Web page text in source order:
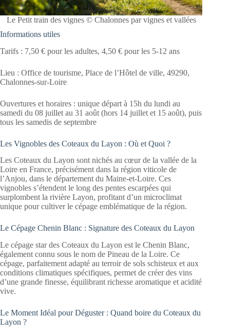
Le Petit train des vignes © Chalonnes par vignes et vallées
Informations utiles
Tarifs : 7,50 € pour les adultes, 4,50 € pour les 5-12 ans
Lieu : Office de tourisme, Place de l’Hôtel de ville, 49290,
Chalonnes-sur-Loire
Ouvertures et horaires : unique départ à 15h du lundi au
samedi du 08 juillet au 31 août (hors 14 juillet et 15 août), puis
tous les samedis de septembre
Les Vignobles des Coteaux du Layon : Où et Quoi ?
Les Coteaux du Layon sont nichés au cœur de la vallée de la
Loire en France, précisément dans la région viticole de
l’Anjou, dans le département du Maine-et-Loire. Ces
vignobles s’étendent le long des pentes escarpées qui
surplombent la rivière Layon, profitant d’un microclimat
unique pour cultiver le cépage emblématique de la région.
Le Cépage Chenin Blanc : Signature des Coteaux du Layon
Le cépage star des Coteaux du Layon est le Chenin Blanc,
également connu sous le nom de Pineau de la Loire. Ce
cépage, parfaitement adapté au terroir de sols schisteux et aux
conditions climatiques spécifiques, permet de créer des vins
d’une grande finesse, équilibrant richesse aromatique et acidité
vive.
Le Moment Idéal pour Déguster : Quand boire du Coteaux du
Layon ?